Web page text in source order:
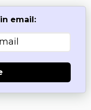
email: